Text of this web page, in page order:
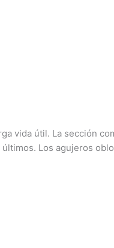
vida útil. La sección
Los agujeros